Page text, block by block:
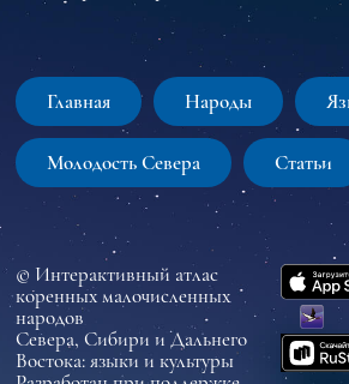
Главная Народы
Молодость Севера Статьи
© Интерактивный атлас
коренных малочисленных
народов
Севера, Сибири и Дальнего
Востока: языки и культуры